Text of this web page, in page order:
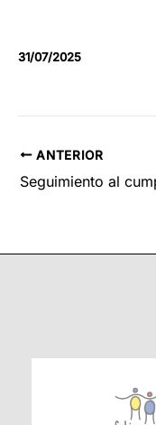
31/07/2025
ANTERIOR
Seguimiento al